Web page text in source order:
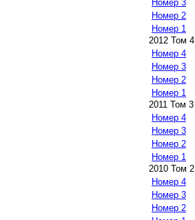
Номер 3
Номер 2
Номер 1
2012 Том 4
Номер 4
Номер 3
Номер 2
Номер 1
2011 Том 3
Номер 4
Номер 3
Номер 2
Номер 1
2010 Том 2
Номер 4
Номер 3
Номер 2